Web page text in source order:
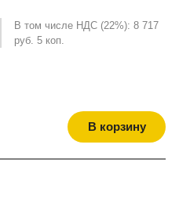
В том числе НДС (22%): 8 717
руб. 5 коп.
В корзину